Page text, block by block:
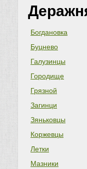
Богдановка
Буцнево
Галузинцы
Городище
Грязной
Загинци
Зяньковцы
Коржевцы
Летки
Мазники